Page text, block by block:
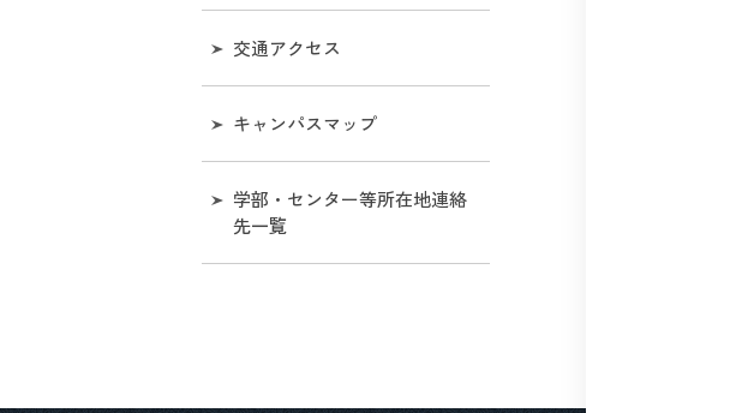
名義使用申請について
いて［和歌山大学視覚表現
学歌
交通アクセス
キャンパスマップ
学部・センター等所在地連絡
先一覧